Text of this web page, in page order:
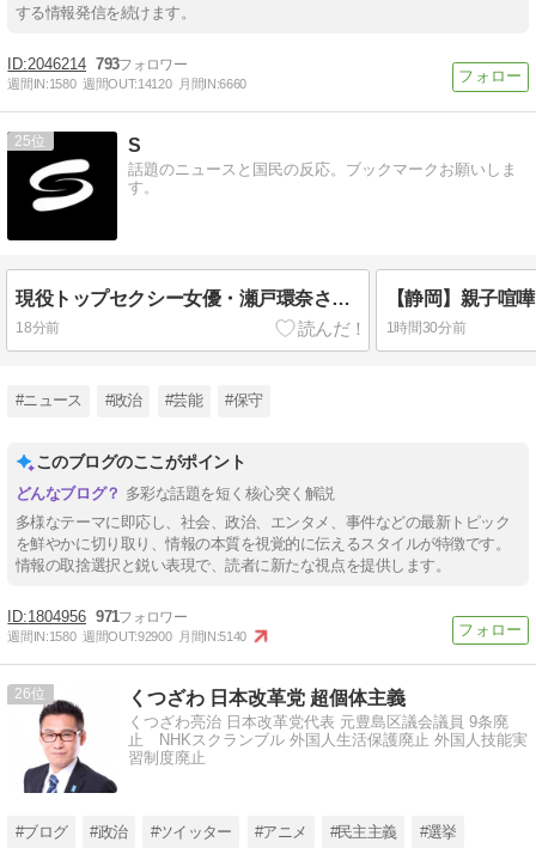
する情報発信を続けます。
2046214 793
週間IN:1580 週間OUT:14120 月間IN:6660
25 S
話題のニュースと国民の反応。ブックマークお願いしま
す。
現役トップセクシー女優・瀬戸環奈さんがパチンコ店イベントに参加した結果…
18分前 1時間30分前
#ニュース #政治 #芸能 #保守
このブログのここがポイント
多彩な話題を短く核心突く解説
多様なテーマに即応し、社会、政治、エンタメ、事件などの最新トピック
を鮮やかに切り取り、情報の本質を視覚的に伝えるスタイルが特徴です。
情報の取捨選択と鋭い表現で、読者に新たな視点を提供します。
1804956 971
週間IN:1580 週間OUT:92900 月間IN:5140
26 くつざわ 日本改革党 超個体主義
くつざわ亮治 日本改革党代表 元豊島区議会議員 9条廃
止 NHKスクランブル 外国人生活保護廃止 外国人技能実
習制度廃止
#ブログ #政治 #ツイッター #アニメ #民主主義 #選挙